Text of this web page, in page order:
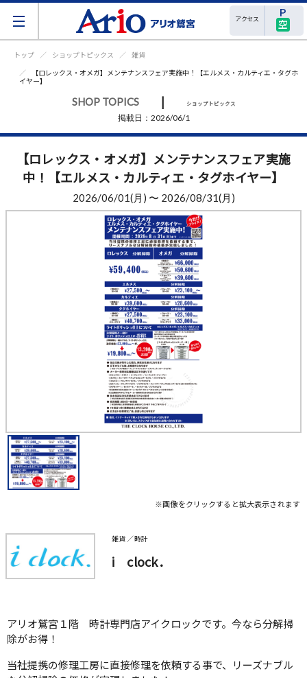
アクセス 空
トップ ショップトピックス
雑貨
【ロレックス・オメガ】メンテナンスフェア実施中！【エルメス・カルティエ・タグホ
イヤー】
SHOP TOPICS | ショップトピックス
掲載日：2026/06/1
【ロレックス・オメガ】メンテナンスフェア実施
中！【エルメス・カルティエ・タグホイヤー】
2026/06/01(月) 〜 2026/08/31(月)
※画像をクリックすると拡大表示されます
雑貨 ／時計
i clock．
アリオ鷲宮１階 時計専門店アイクロックです。今なら分解掃
除がお得！
当社提携の修理工房に直接修理を依頼する事で、リーズナブル